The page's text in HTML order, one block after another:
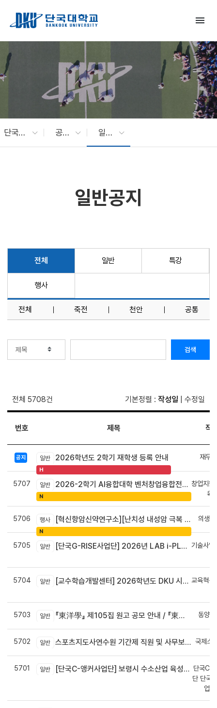
menu
단국대 소식 공지사항 일반공지
일반공지
전체 일반 특강
행사
전체 죽전 천안 공통
검색
전체 5708건 기본정렬 : 작성일 수정일
번호 제목 작
공지 일반 2026학년도 2학기 재학생 등록 안내
H
재무
5707 일반 2026-2학기 AI융합대학 벤처창업융합전공 안내
N
창업지원
육
5706 행사 [혁신항암신약연구소][난치성 내성암 극복 차세대 신약개발 글로벌 사업단] 심포지엄 8월 24일 ~ 25일
N
의생
5705 일반 [단국G-RISE사업단] 2026년 LAB i-PLUG 프로그램 과제 공고(~10.9.(금)까지)
기술사업
5704 일반 [교수학습개발센터] 2026학년도 DKU 시그니처 교수법 적용 교과목 개발 신청 안내
교육혁신
5703 일반 『東洋學』 제105집 원고 공모 안내 / 『東洋學』第105輯征稿启事 / Call for Papers : The Oriental Studies, the 105th Issue 동양
5702 일반 스포츠지도사연수원 기간제 직원 및 사무보조원 채용 공고 국제스
5701 일반 [단국C-앵커사업단] 보령시 수소산업 육성을 위한 기업 지원사업 모집공고
단국C-
단 단국
업